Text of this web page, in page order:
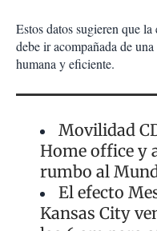
Estos datos sugieren que
debe ir acompañada de
humana y eficiente.
Movilidad
Home office y
rumbo al
El efecto
Kansas City